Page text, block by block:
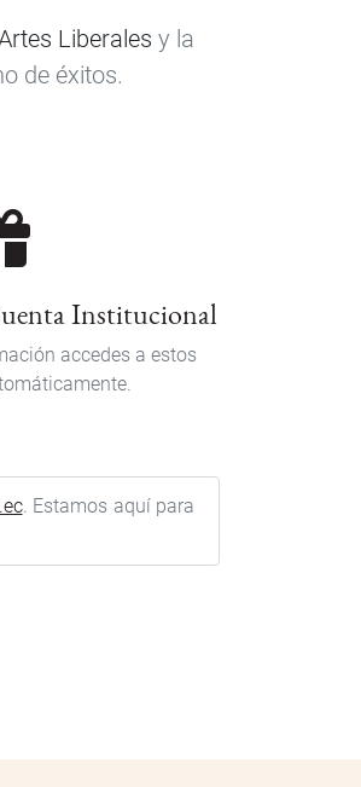
Liberales y la
de éxitos.
Institucional
accedes a estos
. Estamos aquí para